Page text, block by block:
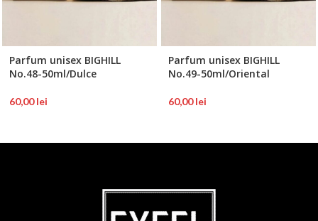
Parfum unisex BIGHILL
No.48-50ml/Dulce
60,00lei
Parfum unisex BIGHILL
No.49-50ml/Oriental
60,00lei